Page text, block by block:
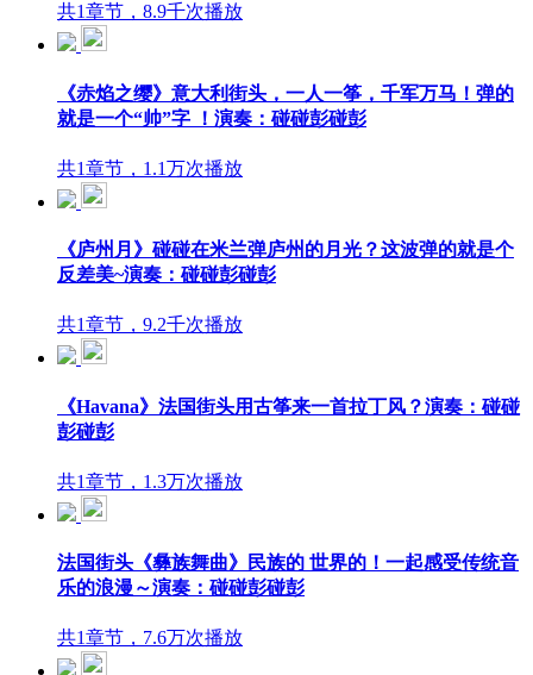
共1章节，8.9千次播放
《赤焰之缨》意大利街头，一人一筝，千军万马！弹的
就是一个“帅”字 ！演奏：碰碰彭碰彭
共1章节，1.1万次播放
《庐州月》碰碰在米兰弹庐州的月光？这波弹的就是个
反差美~演奏：碰碰彭碰彭
共1章节，9.2千次播放
《Havana》法国街头用古筝来一首拉丁风？演奏：碰碰
彭碰彭
共1章节，1.3万次播放
法国街头《彝族舞曲》民族的 世界的！一起感受传统音
乐的浪漫～演奏：碰碰彭碰彭
共1章节，7.6万次播放